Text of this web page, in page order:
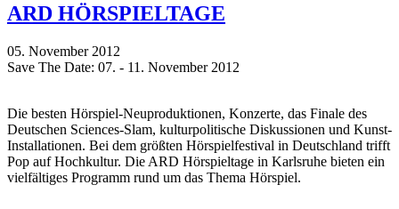
ARD HÖRSPIELTAGE
05. November 2012
Save The Date: 07. - 11. November 2012
Die besten Hörspiel-Neuproduktionen, Konzerte, das Finale des
Deutschen Sciences-Slam, kulturpolitische Diskussionen und Kunst-
Installationen. Bei dem größten Hörspielfestival in Deutschland trifft
Pop auf Hochkultur. Die ARD Hörspieltage in Karlsruhe bieten ein
vielfältiges Programm rund um das Thema Hörspiel.